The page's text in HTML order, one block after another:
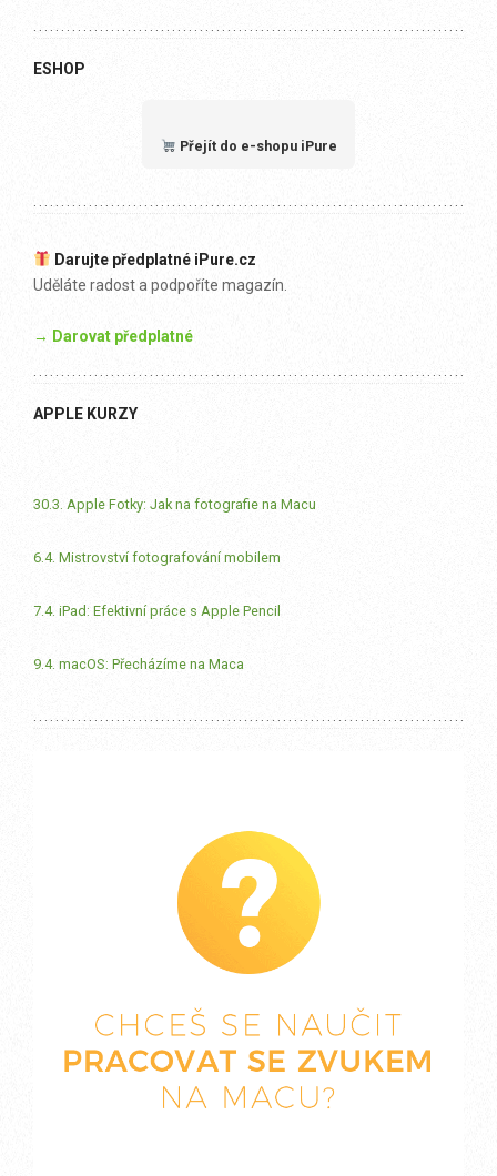
ESHOP
Přejít do e-shopu iPure
Darujte předplatné iPure.cz
Uděláte radost a podpoříte magazín.
→ Darovat předplatné
APPLE KURZY
30.3. Apple Fotky: Jak na fotografie na Macu
6.4. Mistrovství fotografování mobilem
7.4. iPad: Efektivní práce s Apple Pencil
9.4. macOS: Přecházíme na Maca